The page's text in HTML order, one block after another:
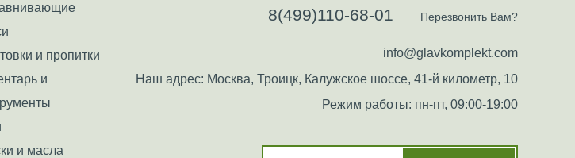
и пропитки
и
и масла
8(499)110-68-01 Перезвонить Вам?
info@glavkomplekt.com
Наш адрес: Москва, Троицк, Калужское шоссе, 41-й километр, 10
Режим работы: пн-пт, 09:00-19:00